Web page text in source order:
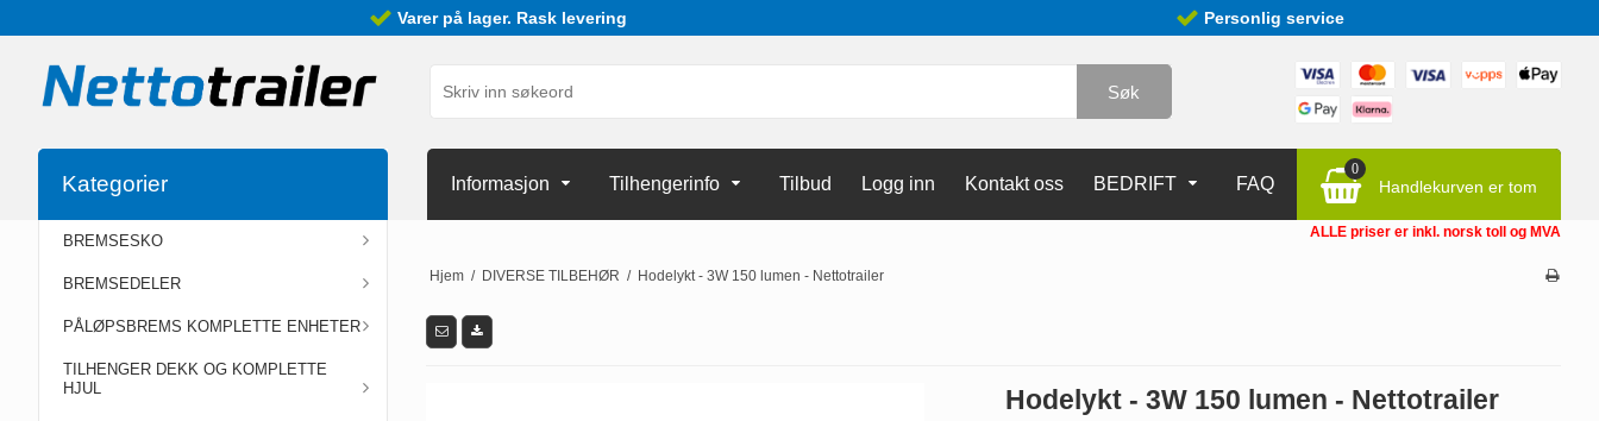
Varer på lager. Rask levering Personlig service
Søk
0
Handlekurven er tom
Informasjon Tilhengerinfo Tilbud Logg inn Kontakt oss BEDRIFT FAQ
Kategorier
BREMSESKO
BREMSEDELER
PÅLØPSBREMS KOMPLETTE ENHETER
TILHENGER DEKK OG KOMPLETTE
HJUL
ALLE priser er inkl. norsk toll og MVA
Hjem / DIVERSE TILBEHØR / Hodelykt - 3W 150 lumen - Nettotrailer
Hodelykt - 3W 150 lumen - Nettotrailer